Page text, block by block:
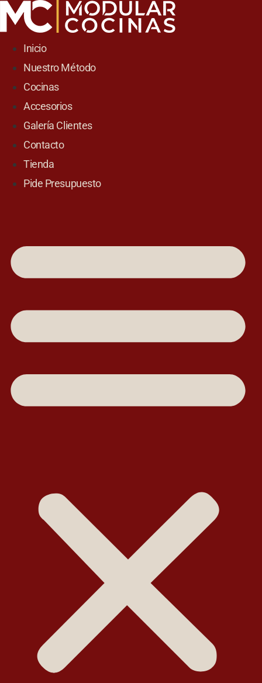
Skip
contentInicio
Nuestro Método
Cocinas
Accesorios
Galería Clientes
Contacto
Tienda
Pide Presupuesto